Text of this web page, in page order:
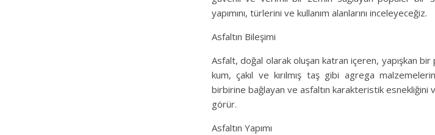
yapımını, türlerini ve kullanım alanlarını inceleyeceğiz.
Asfaltın Bileşimi
Asfalt, doğal olarak oluşan katran içeren, yapışkan
kum, çakıl ve kırılmış taş gibi agrega
birbirine bağlayan ve asfaltın karakteristik esnekliğini
görür.
Asfaltın Yapımı